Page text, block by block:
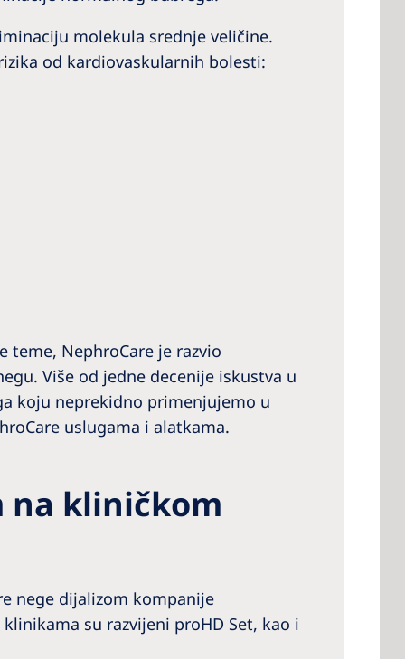
molekula srednje veličine.
od kardiovaskularnih bolesti:
teme, NephroCare je razvio
Više od jedne decenije iskustva u
koju neprekidno primenjujemo u
uslugama i alatkama.
na kliničkom
nege dijalizom kompanije
su razvijeni proHD Set, kao i